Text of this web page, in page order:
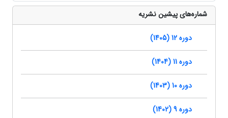
شماره‌های پیشین نشریه
دوره 12 (1405)
دوره 11 (1404)
دوره 10 (1403)
دوره 9 (1402)